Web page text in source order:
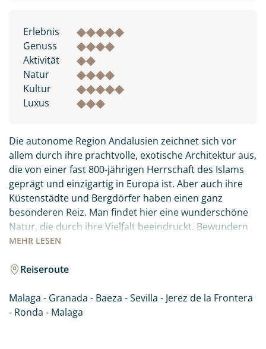
Erlebnis
Genuss
Aktivität
Natur
Kultur
Luxus
MEHR LESEN
Die autonome Region Andalusien zeichnet sich vor
allem durch ihre prachtvolle, exotische Architektur aus,
die von einer fast 800-jährigen Herrschaft des Islams
geprägt und einzigartig in Europa ist. Aber auch ihre
Küstenstädte und Bergdörfer haben einen ganz
besonderen Reiz. Man findet hier eine wunderschöne
Natur, die durch ihre Vielfalt beeindruckt. Bewundern
Sie die großen Sehenswürdigkeiten der Städte, die
Córdobas. Staunen Sie über die Größe der Kathedrale
Alcázares“ aus dem 14. Jh. Andalusiens Bergdörfer und
das traumhaft gelegene Ronda besitzen einen ganz
Reiseroute
Malaga - Granada - Baeza - Sevilla - Jerez de la Frontera
- Ronda - Malaga